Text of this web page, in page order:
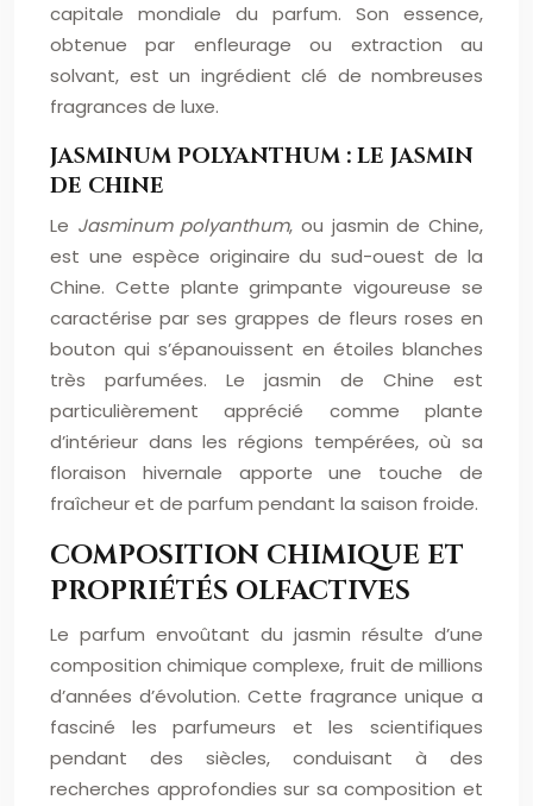
capitale mondiale du parfum. Son essence,
obtenue par enfleurage ou extraction au
solvant, est un ingrédient clé de nombreuses
fragrances de luxe.
JASMINUM POLYANTHUM : LE JASMIN
DE CHINE
Le Jasminum polyanthum, ou jasmin de Chine,
est une espèce originaire du sud-ouest de la
Chine. Cette plante grimpante vigoureuse se
caractérise par ses grappes de fleurs roses en
bouton qui s’épanouissent en étoiles blanches
très parfumées. Le jasmin de Chine est
particulièrement apprécié comme plante
d’intérieur dans les régions tempérées, où sa
floraison hivernale apporte une touche de
fraîcheur et de parfum pendant la saison froide.
COMPOSITION CHIMIQUE ET
PROPRIÉTÉS OLFACTIVES
Le parfum envoûtant du jasmin résulte d’une
composition chimique complexe, fruit de millions
d’années d’évolution. Cette fragrance unique a
fasciné les parfumeurs et les scientifiques
pendant des siècles, conduisant à des
recherches approfondies sur sa composition et